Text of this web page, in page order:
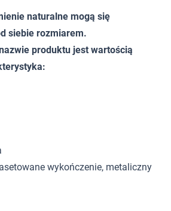
naturalne mogą się
siebie rozmiarem.
produktu jest wartością
wykończenie, metaliczny